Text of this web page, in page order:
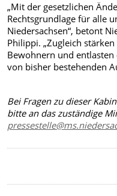
„Mit der gesetzlichen
Rechtsgrundlage für alle
Niedersachsen“, betont
Philippi. „Zugleich
Bewohnern und
von bisher bestehenden
Bei Fragen zu dieser
bitte an das zuständige